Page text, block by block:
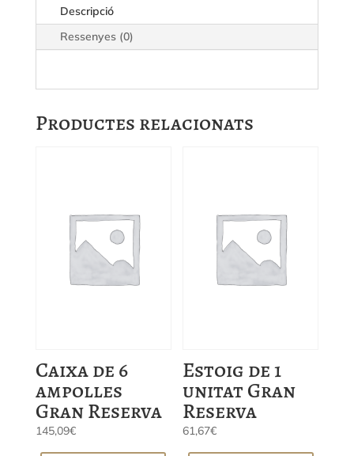
Descripció
Ressenyes (0)
Productes relacionats
Caixa de 6
ampolles
Gran Reserva
145,09€
Estoig de 1
unitat Gran
Reserva
61,67€